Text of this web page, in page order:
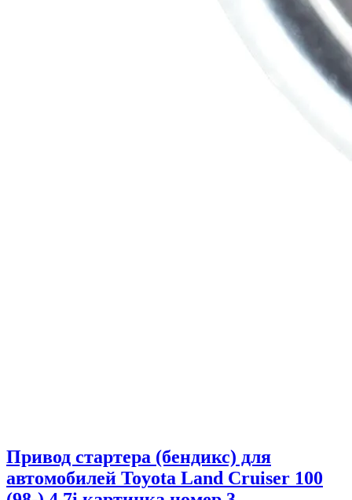
Привод стартера (бендикс) для
автомобилей Toyota Land Cruiser 100